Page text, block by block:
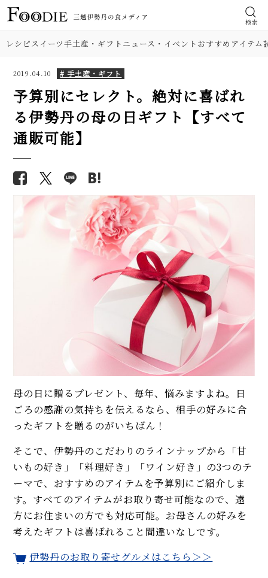
検索
レシピスイーツ手土産・ギフト ニュース・イベントおすすめアイテム
2019.04.10 # 手土産・ギフト
予算別にセレクト。絶対に喜ばれ
る伊勢丹の母の日ギフト【すべて
通販可能】
母の日に贈るプレゼント、毎年、悩みますよね。日
ごろの感謝の気持ちを伝えるなら、相手の好みに合
ったギフトを贈るのがいちばん！
そこで、伊勢丹のこだわりのラインナップから「甘
いもの好き」「料理好き」「ワイン好き」の3つのテ
ーマで、おすすめのアイテムを予算別にご紹介しま
す。すべてのアイテムがお取り寄せ可能なので、遠
方にお住まいの方でも対応可能。お母さんの好みを
考えたギフトは喜ばれること間違いなしです。
伊勢丹のお取り寄せグルメはこちら＞＞